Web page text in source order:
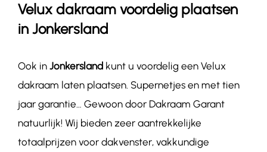
Velux dakraam voordelig plaatsen
in Jonkersland
Ook in Jonkersland kunt u voordelig een Velux
dakraam laten plaatsen. Supernetjes en met tien
jaar garantie… Gewoon door Dakraam Garant
natuurlijk! Wij bieden zeer aantrekkelijke
totaalprijzen voor dakvenster, vakkundige